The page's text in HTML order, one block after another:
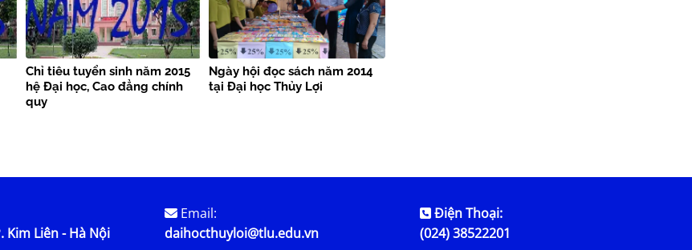
Chỉ tiêu tuyển sinh năm 2015
hệ Đại học, Cao đẳng chính
quy
Ngày hội đọc sách năm 2014
tại Đại học Thủy Lợi
Kim Liên - Hà Nội
Email:
daihocthuyloi@tlu.edu.vn
Điện Thoại:
(024) 38522201